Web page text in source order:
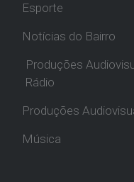
Esporte
Notícias do Bairro
Produções
Rádio
Produções
Música